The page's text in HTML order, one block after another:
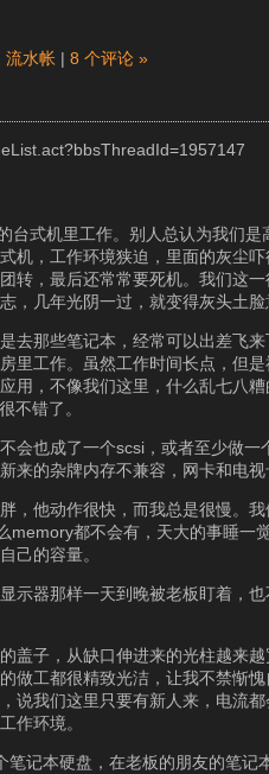
流水帐 | 8 个评论 »
台式机里工作。别人总认为我们
机，工作环境狭迫，里面的灰尘
转，最后还常常要死机。我们这
，几年光阴一过，就变得灰头土脸
去那些笔记本，经常可以出差飞
里工作。虽然工作时间长点，但
用，不像我们这里，什么乱七八
不错了。
会也成了一个scsi，或者至少做
来的杂牌内存不兼容，网卡和电视
，他动作很快，而我总是很慢。
memory都不会有，天大的事睡
己的容量。
示器那样一天到晚被老板盯着，
盖子，从缺口伸进来的光柱越来
做工都很精致光洁，让我不禁惭
说我们这里只要有新人来，电流
作环境。
记本硬盘，在老板的朋友的笔